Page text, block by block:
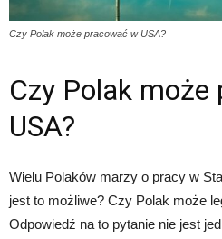
Czy Polak może pracować w USA?
Czy Polak
USA?
Wielu Polaków marzy o pracy w
jest to możliwe? Czy Polak może
Odpowiedź na to pytanie nie jest